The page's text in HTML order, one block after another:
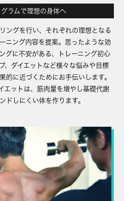
ラムで理想の身体へ
ングを行い、それぞれの理想となる
ニング内容を提案。思ったような効
グに不安がある、トレーニング初心
、ダイエットなど様々な悩みや目標
的に近づくためにお手伝いします。
エットは、筋肉量を増やし基礎代謝
ドしにくい体を作ります。